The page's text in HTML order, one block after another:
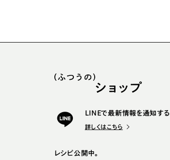
LINEで最新情報を通知する
詳しくはこちら
レシピ公開中。